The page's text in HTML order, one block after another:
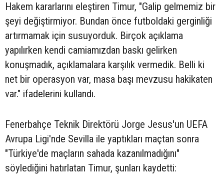
Hakem kararlarını eleştiren Timur, "Galip gelmemiz bir
şeyi değiştirmiyor. Bundan önce futboldaki gerginliği
artırmamak için susuyorduk. Birçok açıklama
yapılırken kendi camiamızdan baskı gelirken
konuşmadık, açıklamalara karşılık vermedik. Belli ki
net bir operasyon var, masa başı mevzusu hakikaten
var." ifadelerini kullandı.
Fenerbahçe Teknik Direktörü Jorge Jesus'un UEFA
Avrupa Ligi'nde Sevilla ile yaptıkları maçtan sonra
"Türkiye'de maçların sahada kazanılmadığını"
söylediğini hatırlatan Timur, şunları kaydetti: